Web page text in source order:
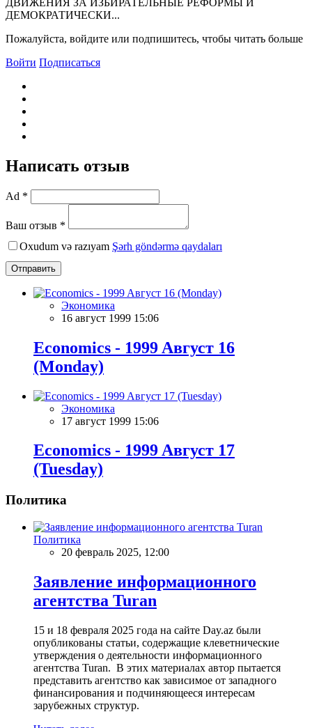
ДВИЖЕHИЯ ЗА ИЗБИРАТЕЛЬHЫЕ РЕФОРМЫ И
ДЕМОКРАТИЧЕСКИ...
Пожалуйста, войдите или подпишитесь, чтобы читать больше
Войти Подписаться
Написать отзыв
Ad *
Ваш отзыв *
Oxudum və razıyam Şərh göndərmə qaydaları
Отправить
Экономика
16 август 1999 15:06
Economics - 1999 Aвгуст 16
(Monday)
Экономика
17 август 1999 15:06
Economics - 1999 Aвгуст 17
(Tuesday)
Политика
Политика
20 февраль 2025, 12:00
Заявление информационного
агентства Turan
15 и 18 февраля 2025 года на сайте Day.az были
опубликованы статьи, содержащие клеветнические
утверждения о деятельности информационного
агентства Turan. В этих материалах автор пытается
представить агентство как зависимое от западного
финансирования и подчиняющееся интересам
зарубежных структур.